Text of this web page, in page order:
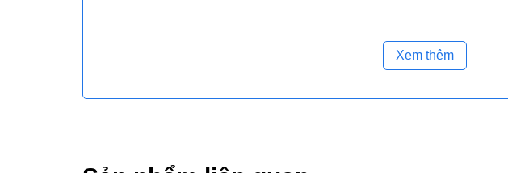
– Triệu chứng quá liều điển thường là: giảm sức nghe, buồn nôn, nôn và ỉa chảy.
Xem thêm